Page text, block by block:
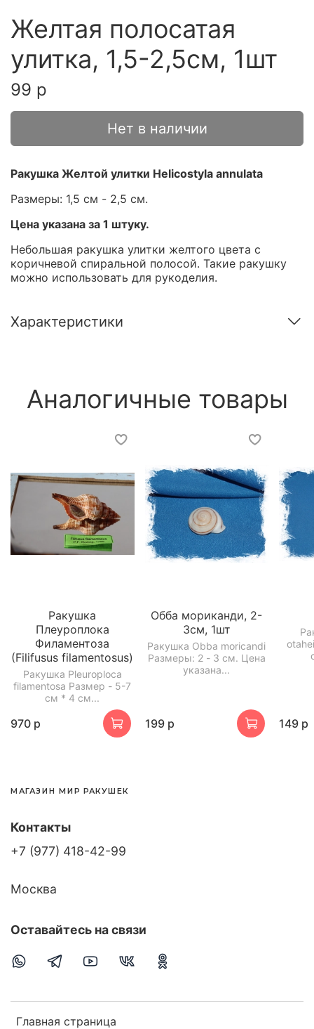
Желтая полосатая
улитка, 1,5-2,5см, 1шт
99 р
Нет в наличии
Ракушка Желтой улитки Helicostyla annulata
Размеры: 1,5 см - 2,5 см.
Цена указана за 1 штуку.
Небольшая ракушка улитки желтого цвета с
коричневой спиральной полосой. Такие ракушку
можно использовать для рукоделия.
Характеристики
Аналогичные товары
Ракушка
Плеуроплока
Филаментоза
(Filifusus filamentosus)
Ракушка Pleuroploca
filamentosa Размер - 5-7
см * 4 см...
970 р
Обба мориканди, 2-
3см, 1шт
Ракушка Obba moricandi
Размеры: 2 - 3 см. Цена
указана...
199 р 149 р
МАГАЗИН МИР РАКУШЕК
Главная страница
Контакты
+7 (977) 418-42-99
Москва
Оставайтесь на связи